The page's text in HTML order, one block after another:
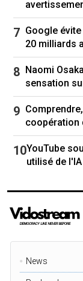
Google
20 milliards
Naomi
sensation
coopération
YouTube
utilisé de
News